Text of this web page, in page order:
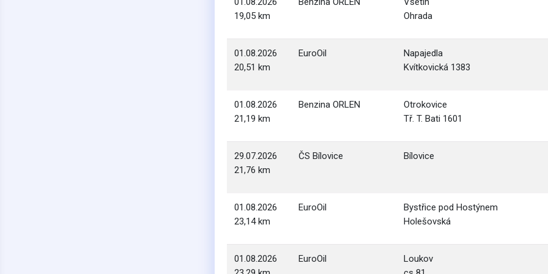
19,05 km
Ohrada
01.08.2026
20,51 km
EuroOil
Napajedla
Kvítkovická 1383
01.08.2026
21,19 km
Benzina ORLEN
Otrokovice
Tř. T. Bati 1601
29.07.2026
21,76 km
ČS Bílovice Bílovice
01.08.2026
23,14 km
EuroOil
Bystřice pod Hostýnem
Holešovská
01.08.2026
EuroOil
Loukov